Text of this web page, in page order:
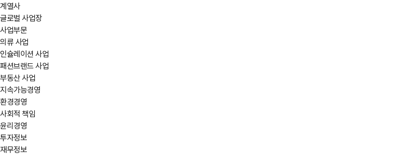
계열사
글로벌 사업장
사업부문
의류 사업
인슐레이션 사업
패션브랜드 사업
부동산 사업
지속가능경영
환경경영
사회적 책임
윤리경영
투자정보
재무정보